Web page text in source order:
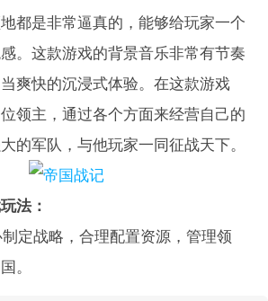
都是非常逼真的，能够给玩家一个
。这款游戏的背景音乐非常有节奏
爽快的沉浸式体验。在这款游戏
领主，通过各个方面来经营自己的
的军队，与他玩家一同征战天下。
法：
定战略，合理配置资源，管理领
。